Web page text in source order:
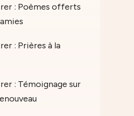
: Poèmes offerts
: Prières à la
: Témoignage sur